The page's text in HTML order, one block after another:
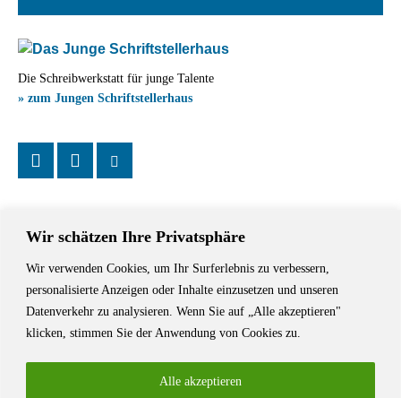
Wir schätzen Ihre Privatsphäre
Wir verwenden Cookies, um Ihr Surferlebnis zu verbessern,
personalisierte Anzeigen oder Inhalte einzusetzen und unseren
Datenverkehr zu analysieren. Wenn Sie auf „Alle akzeptieren"
klicken, stimmen Sie der Anwendung von Cookies zu.
Alle akzeptieren
Die Schreibwerkstatt für junge Talente
» zum Jungen Schriftstellerhaus
Das Schriftstellerhaus ist ein beliebter Treffpunkt für Autorinnen und
Autoren aus Stuttgart und der Region sowie ein Veranstaltungsort für
Lesungen, Tagungen und Schreibwerkstätten.